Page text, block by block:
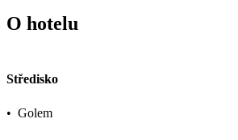
O hotelu
Středisko
• Golem